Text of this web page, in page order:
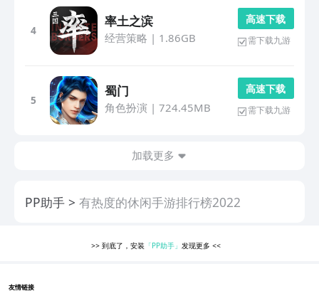
4
率土之滨
经营策略 | 1.86GB
高 速 下 载
需下载九游
5
蜀门
角色扮演 | 724.45MB
高 速 下 载
需下载九游
加载更多
PP助手 有热度的休闲手游排行榜2022
>> 到底了，安装 「PP助手」 发现更多<<
友情链接